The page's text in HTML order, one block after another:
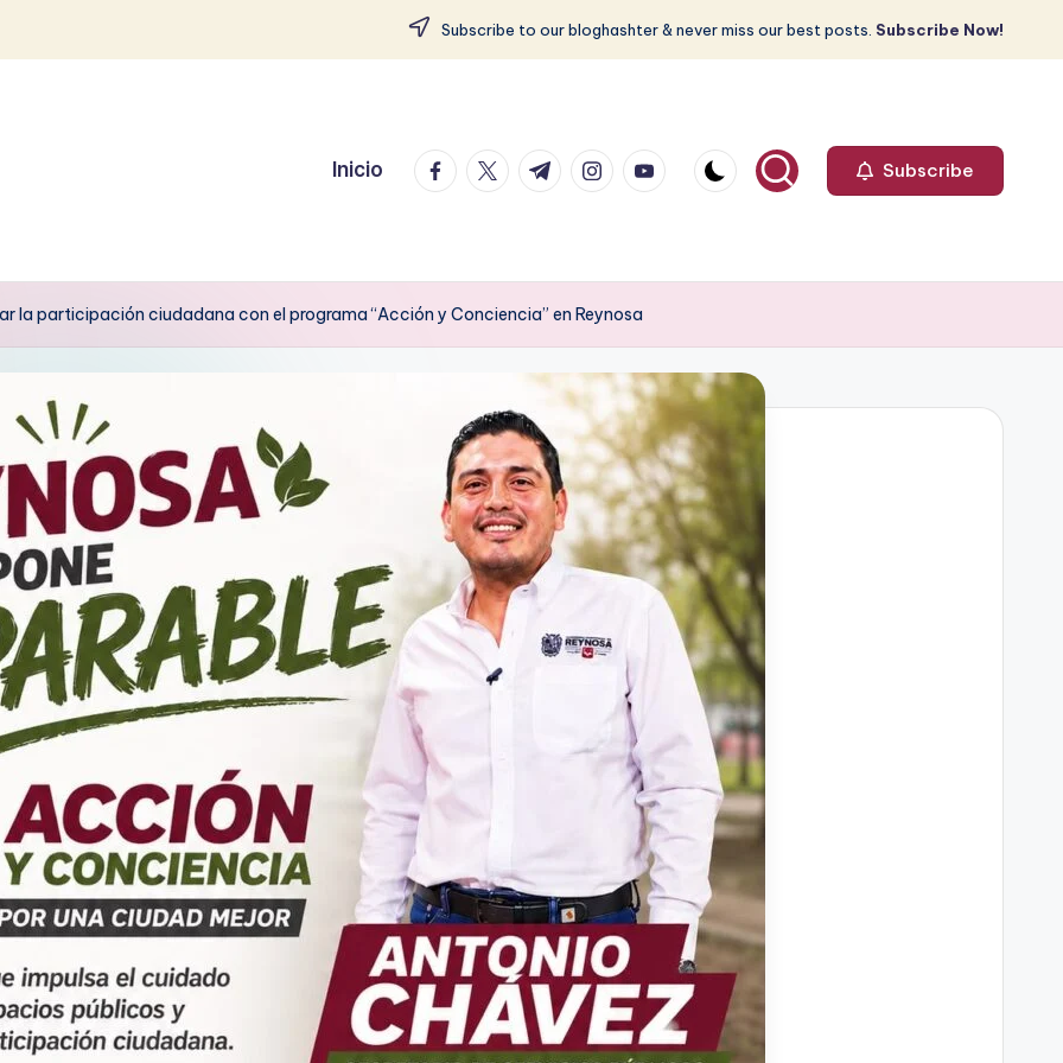
Subscribe to our bloghashter & never miss our best posts. Subscribe Now!
Inicio facebook.com
twitter.com
t.me instagram.com
youtube.com Subscribe
la participación ciudadana con el programa “Acción y Conciencia” en Reynosa